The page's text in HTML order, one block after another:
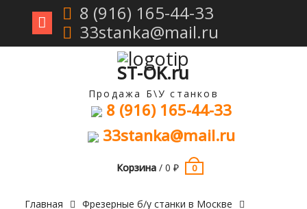
Перейти
8 (916) 165-44-33
33stanka@mail.ru
ST-OK.ru
Продажа Б\У станков
8 (916) 165-44-33
33stanka@mail.ru
Корзина/ 0 ₽ 0
Главная
Фрезерные б/у станки в Москве